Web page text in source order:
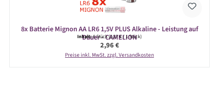
8x Batterie Mignon AA LR6 1,5V PLUS Alkaline - Leistung auf
Dauer - CAMELION
Inhalt:8 Stück(0,37 € / 1 Stück)
Regulärer Preis:
2,96 €
Preise inkl. MwSt. zzgl. Versandkosten